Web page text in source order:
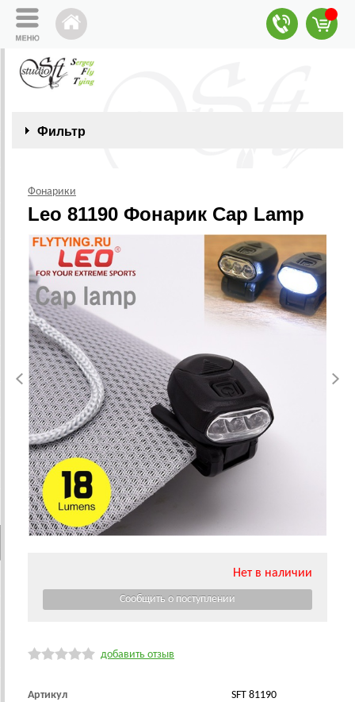
Фильтр
Фонарики
Leo 81190 Фонарик Cap Lamp
Нет в наличии
добавить отзыв
Артикул SFT 81190